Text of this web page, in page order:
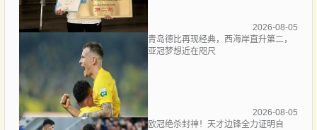
2026-08-05
青岛德比再现经典，西海岸直升第二，
亚冠梦想近在咫尺
2026-08-05
欧冠绝杀封神！天才边锋全力证明自